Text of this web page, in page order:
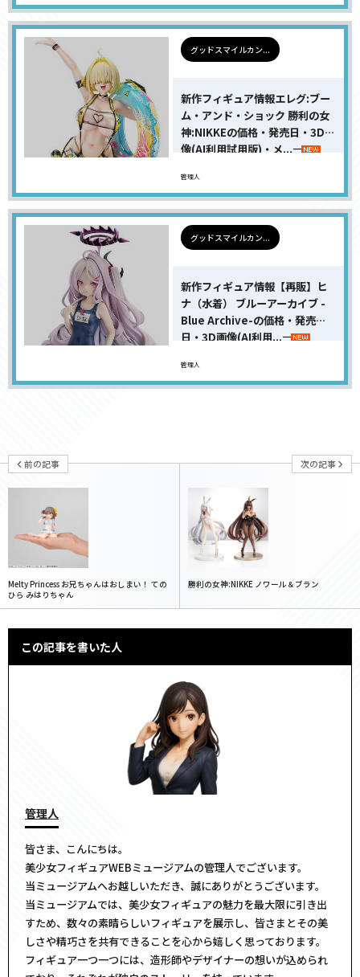
グッドスマイルカン...
新作フィギュア情報エレグ:ブー
ム・アンド・ショック 勝利の女
神:NIKKEの価格・発売日・3D画
像(AI利用試用版)・メ...
管理人
グッドスマイルカン...
新作フィギュア情報【再販】ヒ
ナ（水着） ブルーアーカイブ -
Blue Archive-の価格・発売
日・3D画像(AI利用...
管理人
前の記事
Melty Princess お兄ちゃんはおしまい！ ての
ひら みはりちゃん
次の記事
勝利の女神:NIKKE ノワール＆ブラン
この記事を書いた人
管理人
皆さま、こんにちは。
美少女フィギュアWEBミュージアムの管理人でございます。
当ミュージアムへお越しいただき、誠にありがとうございます。
当ミュージアムでは、美少女フィギュアの魅力を最大限に引き出
すため、数々の素晴らしいフィギュアを展示し、皆さまとその美
しさや精巧さを共有できることを心から嬉しく思っております。
フィギュア一つ一つには、造形師やデザイナーの想いが込められ